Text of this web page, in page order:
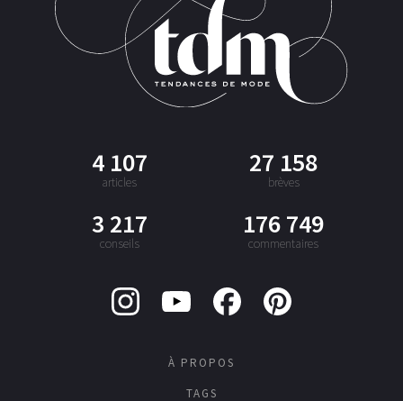
4 107
articles
27 158
brèves
3 217
conseils
176 749
commentaires
À PROPOS
TAGS